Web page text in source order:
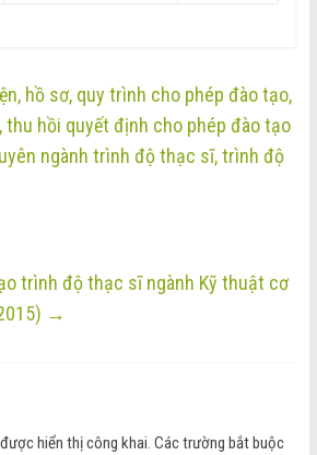
hồ sơ, quy trình cho phép đào tạo,
hồi quyết định cho phép đào tạo
ngành trình độ thạc sĩ, trình độ
trình độ thạc sĩ ngành Kỹ thuật cơ
→
hiển thị công khai. Các trường bắt buộc